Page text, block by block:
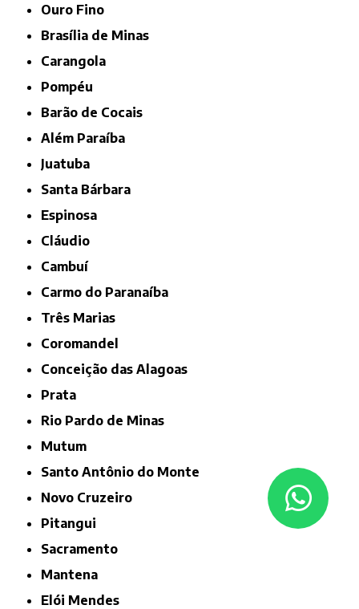
Ouro Fino
Brasília de Minas
Carangola
Pompéu
Barão de Cocais
Além Paraíba
Juatuba
Santa Bárbara
Espinosa
Cláudio
Cambuí
Carmo do Paranaíba
Três Marias
Coromandel
Conceição das Alagoas
Prata
Rio Pardo de Minas
Mutum
Santo Antônio do Monte
Novo Cruzeiro
Pitangui
Sacramento
Mantena
Elói Mendes